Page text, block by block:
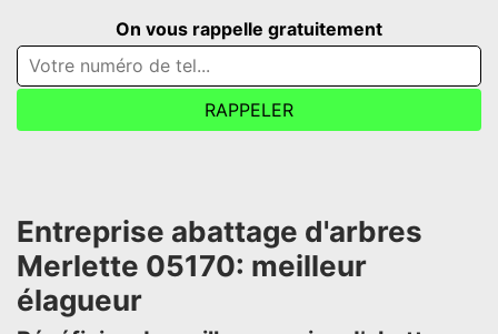
On vous rappelle gratuitement
Entreprise abattage d'arbres
Merlette 05170: meilleur
élagueur